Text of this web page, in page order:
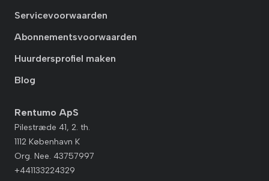
Servicevoorwaarden
Abonnementsvoorwaarden
Huurdersprofiel maken
Blog
Rentumo ApS
Pilestræde 41, 2. th.
1112 København K
Org. Nee. 43757997
+441133224329